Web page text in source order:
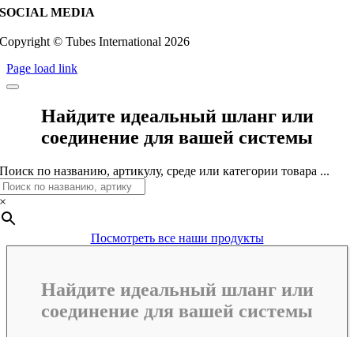
SOCIAL MEDIA
Copyright © Tubes International 2026
Page load link
Найдите идеальный шланг или
соединение для вашей системы
Поиск по названию, артикулу, среде или категории товара ...
×
Посмотреть все наши продукты
Найдите идеальный шланг или
соединение для вашей системы